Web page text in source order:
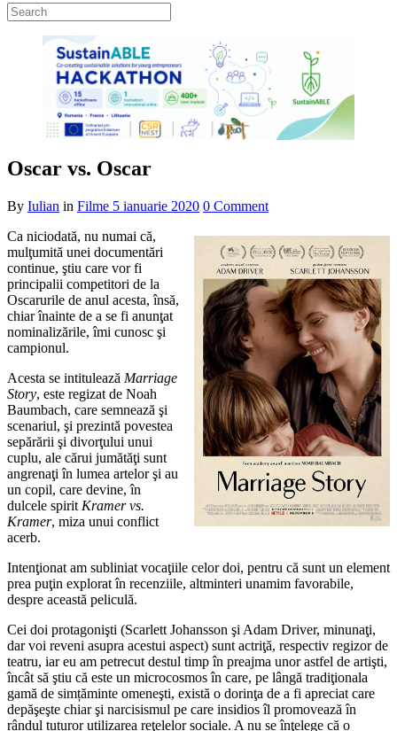
Oscar vs. Oscar
By Iulian in Filme 5 ianuarie 2020 0 Comment
Ca niciodată, nu numai că,
mulţumită unei documentări
continue, ştiu care vor fi
principalii competitori de la
Oscarurile de anul acesta, însă,
chiar înainte de a se fi anunţat
nominalizările, îmi cunosc şi
campionul.
Acesta se intitulează Marriage
Story, este regizat de Noah
Baumbach, care semnează şi
scenariul, şi prezintă povestea
sepărării şi divorţului unui
cuplu, ale cărui jumătăţi sunt
angrenaţi în lumea artelor şi au
un copil, care devine, în
dulcele spirit Kramer vs.
Kramer, miza unui conflict
acerb.
Intenţionat am subliniat vocaţiile celor doi, pentru că sunt un element
prea puţin explorat în recenziile, altminteri unamim favorabile,
despre această peliculă.
Cei doi protagonişti (Scarlett Johansson şi Adam Driver, minunaţi,
dar voi reveni asupra acestui aspect) sunt actriţă, respectiv regizor de
teatru, iar eu am petrecut destul timp în preajma unor astfel de artişti,
încât să ştiu că este un microcosmos în care, pe lângă tradiţionala
gamă de simțăminte omeneşti, există o dorinţa de a fi apreciat care
depăşeşte chiar şi narcisismul pe care insidios îl promovează în
rândul tuturor utilizarea reţelelor sociale. A nu se înţelege că o